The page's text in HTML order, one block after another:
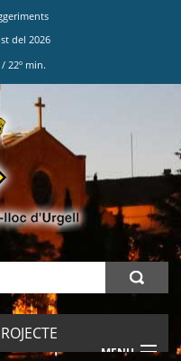
del 2026
/ 22º min.
MENU